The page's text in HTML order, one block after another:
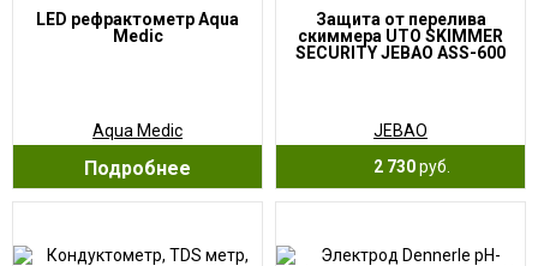
LED рефрактометр Aqua
Medic
Aqua Medic
Подробнее
Защита от перелива
скиммера UTO SKIMMER
SECURITY JEBAO ASS-600
JEBAO
2 730руб.